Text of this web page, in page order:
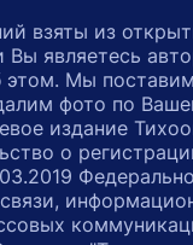
взяты из
Вы являетесь
Мы
фото по
издание
о